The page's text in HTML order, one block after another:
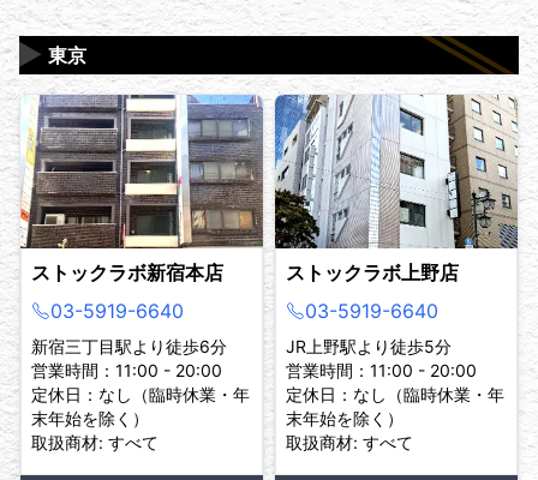
東京
▶
ストックラボ新宿本店
03-5919-6640
新宿三丁目駅より徒歩6分
営業時間：11:00 - 20:00
定休日：なし（臨時休業・年
末年始を除く）
取扱商材: すべて
ストックラボ上野店
03-5919-6640
JR上野駅より徒歩5分
営業時間：11:00 - 20:00
定休日：なし（臨時休業・年
末年始を除く）
取扱商材: すべて